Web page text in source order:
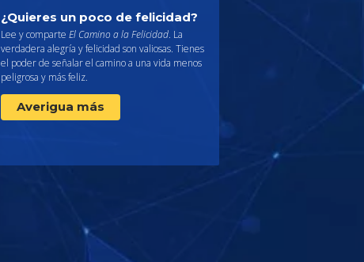
¿Quieres un poco de felicidad?
Lee y comparte El Camino a la Felicidad. La
verdadera alegría y felicidad son valiosas. Tienes
el poder de señalar el camino a una vida menos
peligrosa y más feliz.
Averigua más